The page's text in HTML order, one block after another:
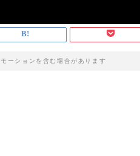
ーションを含む場合があります